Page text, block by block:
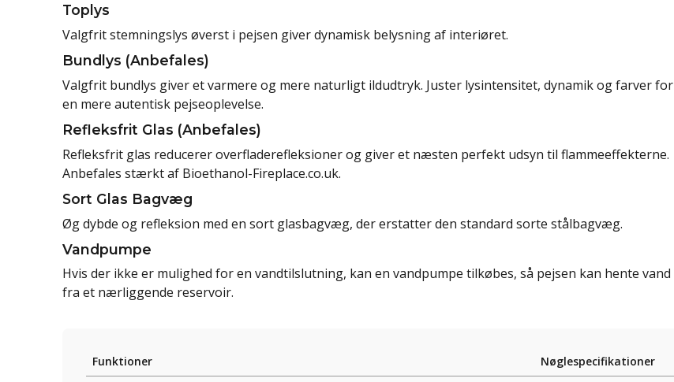
Toplys
Valgfrit stemningslys øverst i pejsen giver dynamisk belysning af interiøret.
Bundlys (Anbefales)
Valgfrit bundlys giver et varmere og mere naturligt ildudtryk. Juster lysintensitet, dynamik og farver for
en mere autentisk pejseoplevelse.
Refleksfrit Glas (Anbefales)
Refleksfrit glas reducerer overfladerefleksioner og giver et næsten perfekt udsyn til flammeeffekterne.
Anbefales stærkt af Bioethanol-Fireplace.co.uk.
Sort Glas Bagvæg
Øg dybde og refleksion med en sort glasbagvæg, der erstatter den standard sorte stålbagvæg.
Vandpumpe
Hvis der ikke er mulighed for en vandtilslutning, kan en vandpumpe tilkøbes, så pejsen kan hente vand
fra et nærliggende reservoir.
Funktioner Nøglespecifikationer